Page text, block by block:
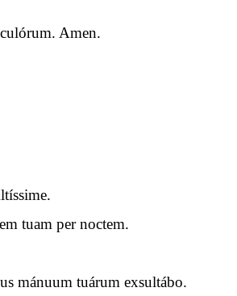
Amen.
tuam per noctem.
mánuum tuárum exsultábo.